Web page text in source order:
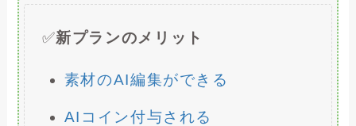
✅新プランのメリット
素材のAI編集ができる
AIコイン付与される